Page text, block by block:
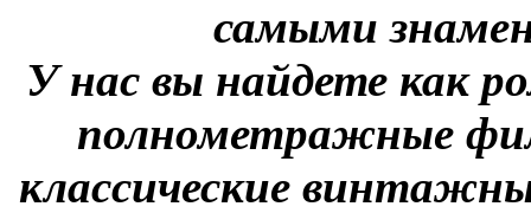
самыми
У нас вы найдете как
полнометражные
классические